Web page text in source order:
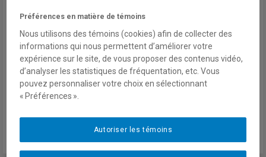
Politique africaine
20 octobre 2021
En savoir plus
Préférences en matière de témoins
Nous utilisons des témoins (cookies) afin de collecter des
informations qui nous permettent d’améliorer votre
expérience sur le site, de vous proposer des contenus vidéo,
d’analyser les statistiques de fréquentation, etc. Vous
pouvez personnaliser votre choix en sélectionnant
« Préférences ».
Autoriser les témoins